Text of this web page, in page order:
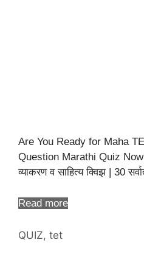
Are You Ready for Maha
Question Marathi Quiz
व्याकरण व साहित्य क्विझ | 30
Read more
Categories
QUIZ, tet